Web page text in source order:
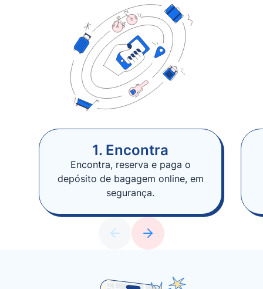
1. Encontra
Encontra, reserva e paga o
depósito de bagagem online, em
segurança.